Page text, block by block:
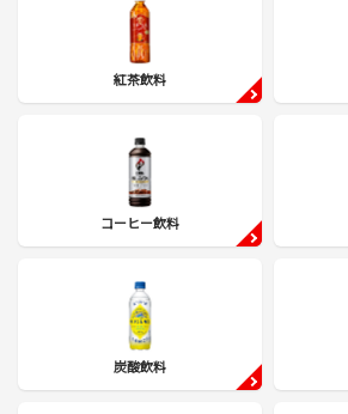
紅茶飲料
コーヒー飲料
炭酸飲料